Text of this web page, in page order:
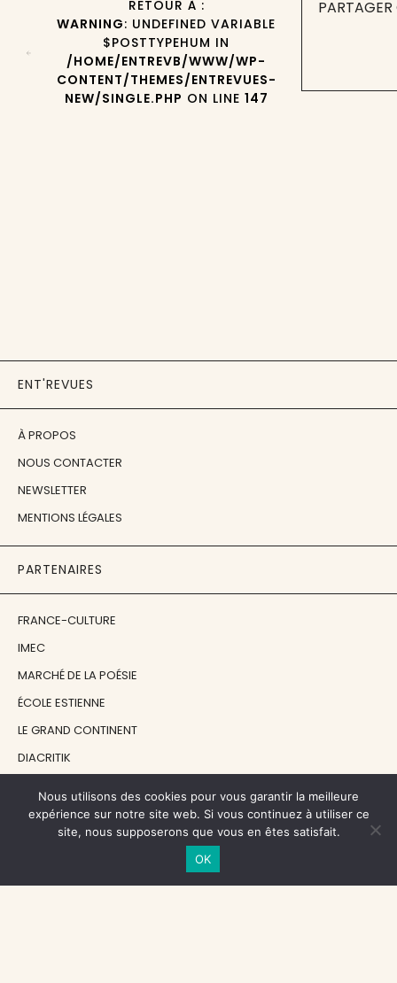
RETOUR À :
WARNING: UNDEFINED VARIABLE
$POSTTYPEHUM IN
/HOME/ENTREVB/WWW/WP-
CONTENT/THEMES/ENTREVUES-
NEW/SINGLE.PHP ON LINE 147
ENT'REVUES
À PROPOS
NOUS CONTACTER
NEWSLETTER
MENTIONS LÉGALES
PARTENAIRES
FRANCE-CULTURE
IMEC
MARCHÉ DE LA POÉSIE
ÉCOLE ESTIENNE
LE GRAND CONTINENT
DIACRITIK
NOS SOUTIENS
CENTRE NATIONAL DU LIVRE
Nous utilisons des cookies pour vous garantir la meilleure
expérience sur notre site web. Si vous continuez à utiliser ce
site, nous supposerons que vous en êtes satisfait.
OK